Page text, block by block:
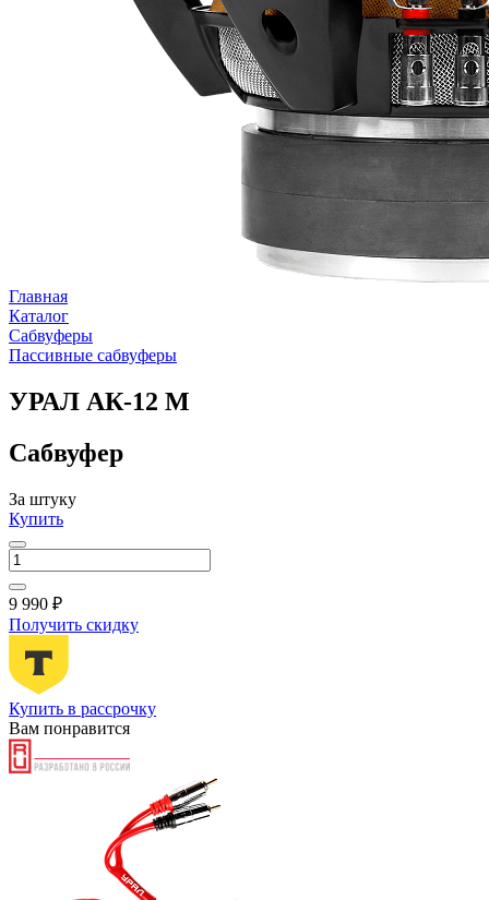
Главная
Каталог
Сабвуферы
Пассивные сабвуферы
УРАЛ АК-12 М
Сабвуфер
За штуку
Купить
9 990 ₽
Получить скидку
Купить в рассрочку
Вам понравится